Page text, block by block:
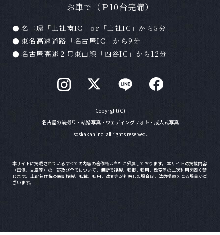
Ａ 土日祝日は大変混み合います。休日の撮影をご
希望の場合はお早めのご予約をおすすめ致しま
す。
ります。お急ぎの場合はお問い合わせ下さい。
支払方法は？
Ａ 現金またはクレジットカード（一括）またはPa
yPayでお支払い可能でございます。カードはVI
お車で（Ｐ10台完備）
名二環「上社南IC」or「上社IC」から5分
東名高速道路「名古屋IC」から9分
名古屋高速２号東山線「四谷IC」から12分
Copyright(C)
名古屋の前撮り・結婚写真・ウェディングフォト・成人式写真
soshakan inc. all rights reserved.
本サイトに掲載されているすべての内容の著作権は当社に帰属しております。 本サイトの掲載内容
（画像、文章等）の一部及び全てについて、無断で複製、転載、転用、改変等の二次利用を固く禁
じます。 上記著作権の無断複製、転載、転用、改変等が判明した場合は、法的措置をとる場合がご
ざいます。